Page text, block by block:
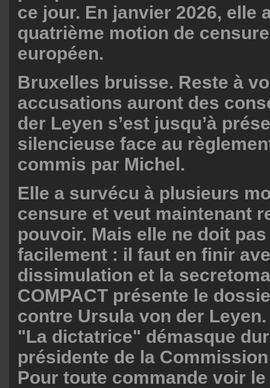
ce jour. En janvier 2026, elle
quatrième motion de
européen.
Bruxelles bruisse. Reste à
accusations auront des
der Leyen s’est jusqu’à
silencieuse face au
commis par Michel.
Elle a survécu à plusieurs
censure et veut maintenant
pouvoir. Mais elle ne doit
facilement : il faut en finir
dissimulation et la
COMPACT présente le
contre Ursula von der
"La dictatrice" démasque
présidente de la
Pour toute commande voir